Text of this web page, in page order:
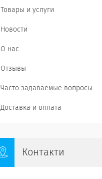
Товары и услуги
Новости
О нас
Отзывы
Часто задаваемые вопросы
Доставка и оплата
Контакти